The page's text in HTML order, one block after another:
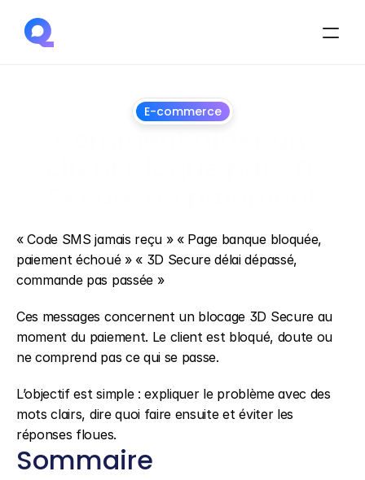
E-commerce
« Code SMS jamais reçu » « Page banque bloquée,
paiement échoué » « 3D Secure délai dépassé,
commande pas passée »
Ces messages concernent un blocage 3D Secure au
moment du paiement. Le client est bloqué, doute ou
ne comprend pas ce qui se passe.
L’objectif est simple : expliquer le problème avec des
mots clairs, dire quoi faire ensuite et éviter les
réponses floues.
Sommaire